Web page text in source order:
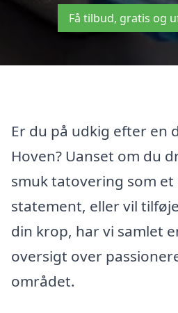
Få tilbud, gratis og
Er du på udkig efter en
Hoven? Uanset om du
smuk tatovering som
statement, eller vil
din krop, har vi samlet
oversigt over
området.